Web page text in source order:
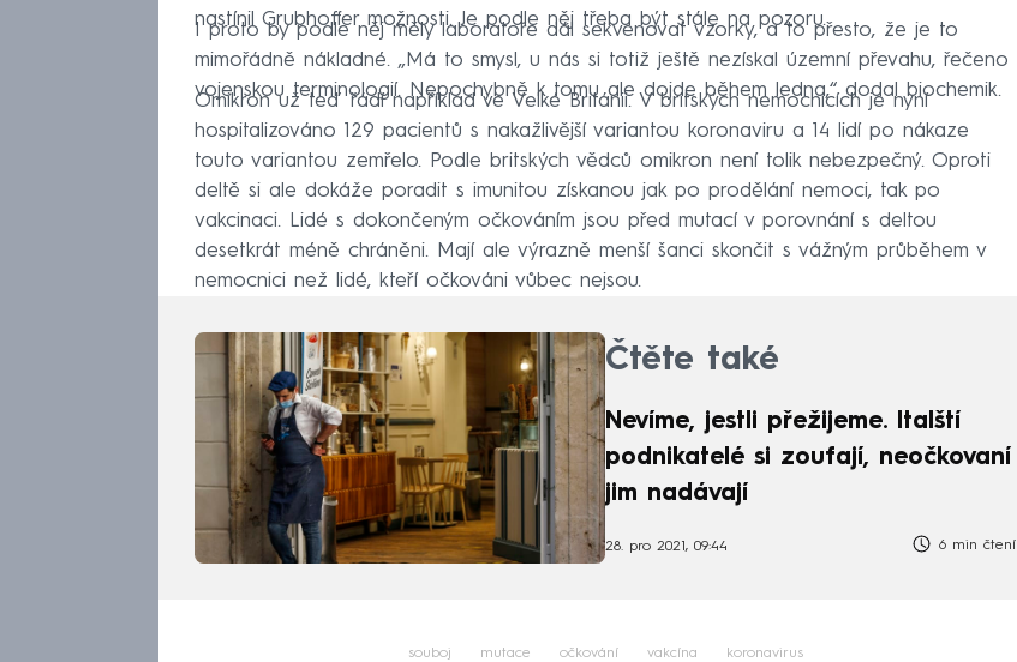
nastínil Grubhoffer možnosti. Je podle něj třeba být stále na pozoru.
I proto by podle něj měly laboratoře dál sekvenovat vzorky, a to přesto, že je to
mimořádně nákladné. „Má to smysl, u nás si totiž ještě nezískal územní převahu, řečeno
vojenskou terminologií. Nepochybně k tomu ale dojde během ledna,“ dodal biochemik.
Omikron už teď řádí například ve Velké Británii. V britských nemocnicích je nyní
hospitalizováno 129 pacientů s nakažlivější variantou koronaviru a 14 lidí po nákaze
touto variantou zemřelo. Podle britských vědců omikron není tolik nebezpečný. Oproti
deltě si ale dokáže poradit s imunitou získanou jak po prodělání nemoci, tak po
vakcinaci. Lidé s dokončeným očkováním jsou před mutací v porovnání s deltou
desetkrát méně chráněni. Mají ale výrazně menší šanci skončit s vážným průběhem v
nemocnici než lidé, kteří očkováni vůbec nejsou.
Čtěte také
Nevíme, jestli přežijeme. Italští
podnikatelé si zoufají, neočkovaní
jim nadávají
28. pro 2021, 09:44 6 min čtení
souboj mutace očkování vakcína koronavirus